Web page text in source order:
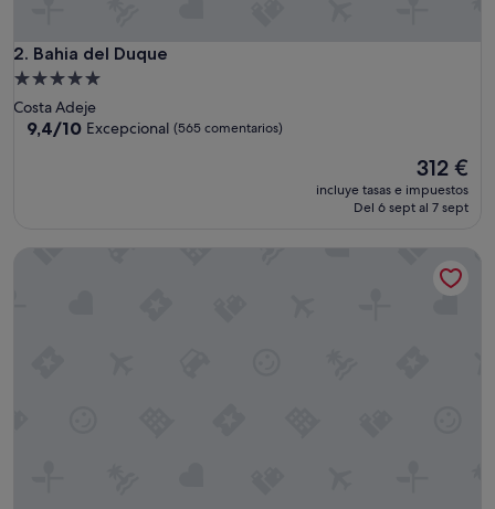
2. Bahia del Duque
Bahia del Duque
Alojamiento
de
5.0 estrellas
Costa Adeje
9.4
9,4/10 Excepcional (565 comentarios)
El
precio
actual
312 €
incluye tasas e impuestos
Del 6 sept al 7 sept